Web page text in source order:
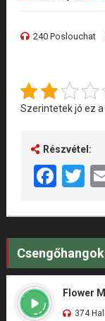
240 Poslouchat
Szerintetek jó ez
Részvétel:
Flower
374